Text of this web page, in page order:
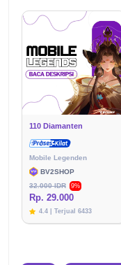
110 Diamanten
Mobile Legenden
BV2SHOP
32.000 IDR
9%
Rp. 29.000
4.4 | Terjual 6433